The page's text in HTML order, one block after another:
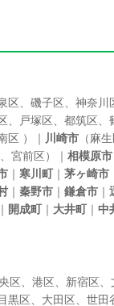
区、 磯子区、 神奈川
、 戸塚区、 都筑区、
区 ）｜ 川崎市 （麻
、 宮前区）｜ 相模原市
｜ 寒川町｜ 茅ヶ崎市
｜ 秦野市 ｜ 鎌倉市 ｜
開成町｜ 大井町｜ 中
区、 港区、 新宿区、
黒区、 大田区、 世田